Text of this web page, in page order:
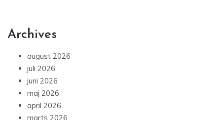
Archives
august 2026
juli 2026
juni 2026
maj 2026
april 2026
marts 2026